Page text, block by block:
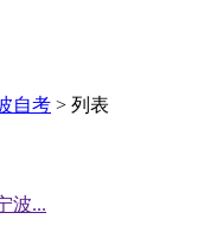
自考 > 列表
波...